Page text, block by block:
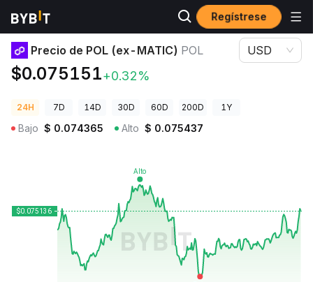
Regístrese
Precios de Criptomonedas Precio de POL (ex-MATIC) POL
Precio de POL (ex-MATIC) POL
$0.075151+0.32%
USD
24H 7D 14D 30D 60D 200D 1Y
Bajo $ 0.074365 Alto $ 0.075437